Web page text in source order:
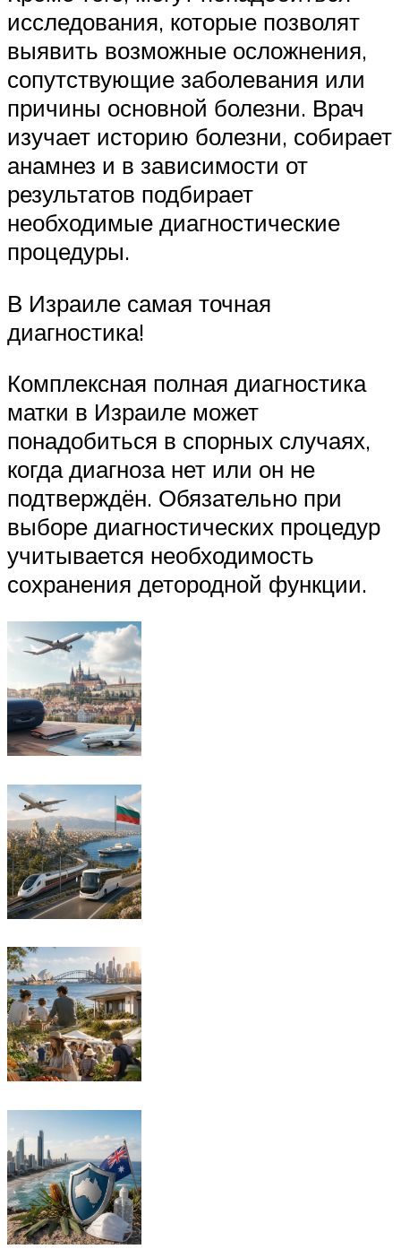
исследования, которые позволят
выявить возможные осложнения,
сопутствующие заболевания или
причины основной болезни. Врач
изучает историю болезни, собирает
анамнез и в зависимости от
результатов подбирает
необходимые диагностические
процедуры.
В Израиле самая точная
диагностика!
Комплексная полная диагностика
матки в Израиле может
понадобиться в спорных случаях,
когда диагноза нет или он не
подтверждён. Обязательно при
выборе диагностических процедур
учитывается необходимость
сохранения детородной функции.